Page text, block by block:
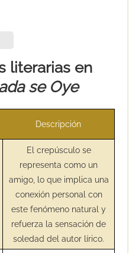
literarias en
se Oye
Descripción
El crepúsculo se
representa como un
amigo, lo que implica una
conexión personal con
este fenómeno natural y
refuerza la sensación de
soledad del autor lírico.